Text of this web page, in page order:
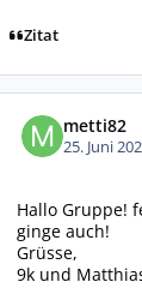
Zitat
metti82
25. Juni
Hallo Gruppe!
ginge auch!
Grüsse,
9k und